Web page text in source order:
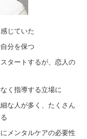
じていた
分を保つ
タートするが、恋人の
く指導する立場に
な人が多く、たくさん
メンタルケアの必要性